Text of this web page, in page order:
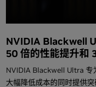
NVIDIA Blackwell
50 倍的性能提升和
NVIDIA Blackwell Ultra 专
大幅降低成本的同时提供